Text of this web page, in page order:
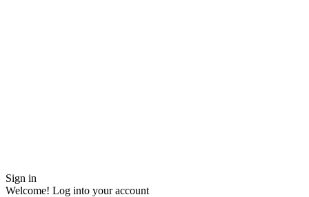
Sign in
Welcome! Log into your account